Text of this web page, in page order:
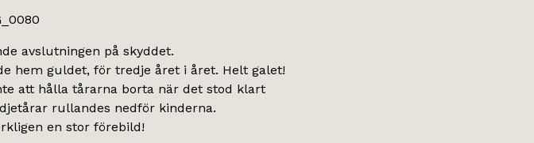
avslutningen på skyddet.
hem guldet, för tredje året i året. Helt galet!
att hålla tårarna borta när det stod klart
rullandes nedför kinderna.
en stor förebild!